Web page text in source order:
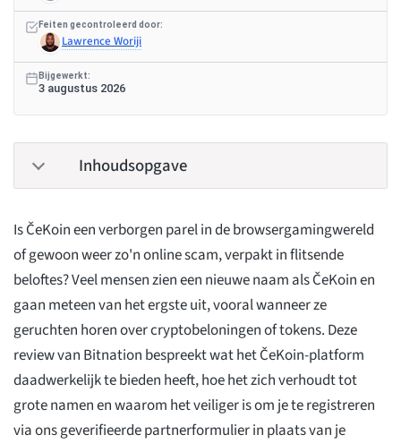
Feiten gecontroleerd door:
Lawrence Woriji
Bijgewerkt:
3 augustus 2026
Inhoudsopgave
Is ČeKoin een verborgen parel in de browsergamingwereld
of gewoon weer zo'n online scam, verpakt in flitsende
beloftes? Veel mensen zien een nieuwe naam als ČeKoin en
gaan meteen van het ergste uit, vooral wanneer ze
geruchten horen over cryptobeloningen of tokens. Deze
review van Bitnation bespreekt wat het ČeKoin-platform
daadwerkelijk te bieden heeft, hoe het zich verhoudt tot
grote namen en waarom het veiliger is om je te registreren
via ons geverifieerde partnerformulier in plaats van je